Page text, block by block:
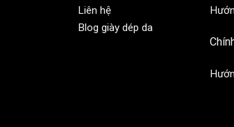
Liên hệ
Blog giày dép da